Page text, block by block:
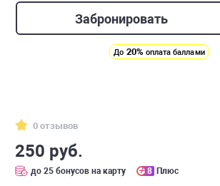
Забронировать
До 20% оплата баллами
0 отзывов
250 руб.
до 25 бонусов на карту 8 Плюс